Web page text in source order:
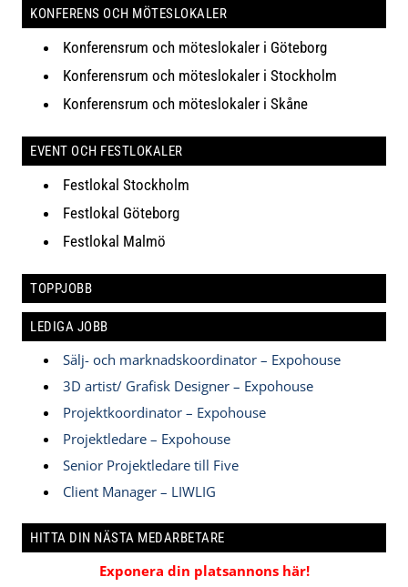
KONFERENS OCH MÖTESLOKALER
Konferensrum och möteslokaler i Göteborg
Konferensrum och möteslokaler i Stockholm
Konferensrum och möteslokaler i Skåne
EVENT OCH FESTLOKALER
Festlokal Stockholm
Festlokal Göteborg
Festlokal Malmö
TOPPJOBB
LEDIGA JOBB
Sälj- och marknadskoordinator – Expohouse
3D artist/ Grafisk Designer – Expohouse
Projektkoordinator – Expohouse
Projektledare – Expohouse
Senior Projektledare till Five
Client Manager – LIWLIG
HITTA DIN NÄSTA MEDARBETARE
Exponera din platsannons här!